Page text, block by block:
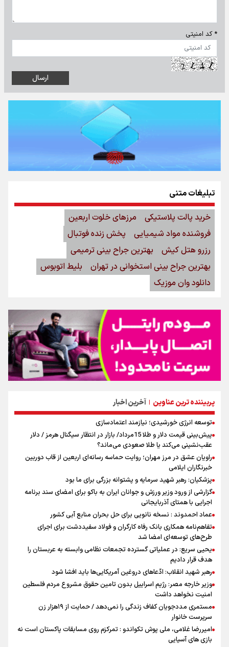
* کد امنیتی
پربیننده ترین عناوین | آخرین اخبار
توسعه انرژی خورشیدی؛ نیازمند اعتمادسازی
پیش‌بینی قیمت دلار و طلا 15مرداد/ بازار در انتظار سیگنال هرمز / دلار
عقب‌نشینی می‌کند یا طلا صعودی می‌ماند؟
راویان عشق در مرز مهران؛ روایت حماسه‌ رسانه‌ای اربعین از قاب دوربین
خبرنگاران ایلامی
پزشکیان: رهبر شهید سرمایه و پشتوانه بزرگی برای ما بود
گزارشی از ورود وزیر ورزش و جوانان ایران به باکو برای امضای سند برنامه
اجرایی با همتای آذربایجانی
عماد احمدوند : نسخه نانویی برای حل بحران منابع آبی کشور
تفاهم‌نامه همکاری بانک رفاه کارگران و فولاد سفیددشت برای اجرای
طرح‌های توسعه‌ای امضا شد
یحیی سریع: در عملیاتی گسترده تجمعات نظامی وابسته به عربستان را
هدف قرار دادیم
رهبر شهید انقلاب: ادّعاهای دروغین آمریکایی‌ها باید افشا شود
وزیر خارجه مصر: رژیم اسراییل بدون تامین حقوق مشروع مردم فلسطین
امنیت نخواهد داشت
مستمری مددجویان کفاف زندگی را نمی‌دهد / حمایت از ۱۹هزار زن‌
سرپرست خانوار
امیررضا غلامی، ملی پوش تکواندو : تمرکزم روی مسابقات پاکستان است نه
بازی های آسیایی
تبلیغات متنی
خرید پالت پلاستیکی
مرزهای خلوت اربعین
فروشنده مواد شیمیایی
پخش زنده فوتبال
رزرو هتل کیش
بهترین جراح بینی ترمیمی
بهترین جراح بینی استخوانی در تهران
بلیط اتوبوس
دانلود وان موزیک